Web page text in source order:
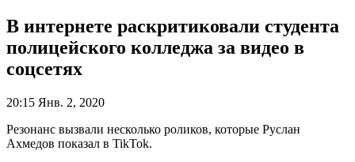
В интернете раскритиковали студента
полицейского колледжа за видео в
соцсетях
20:15 Янв. 2, 2020
Резонанс вызвали несколько роликов, которые Руслан
Ахмедов показал в TikTok.